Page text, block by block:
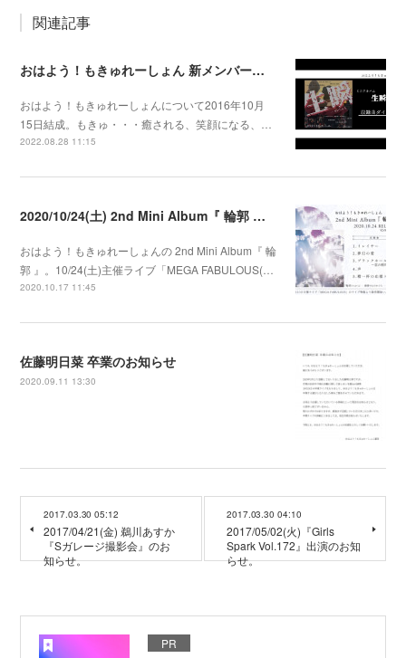
関連記事
おはよう！もきゅれーしょん 新メンバー募集！
おはよう！もきゅれーしょんについて2016年10月
15日結成。もきゅ・・・癒される、笑顔になる、…
2022.08.28 11:15
2020/10/24(土) 2nd Mini Album『 輪郭 』発売決定
おはよう！もきゅれーしょんの 2nd Mini Album『 輪
郭 』。10/24(土)主催ライブ「MEGA FABULOUS(…
2020.10.17 11:45
佐藤明日菜 卒業のお知らせ
2020.09.11 13:30
2017.03.30 05:12
2017/04/21(金) 鵜川あすか
『Sガレージ撮影会』のお
知らせ。
2017.03.30 04:10
2017/05/02(火)『Girls
Spark Vol.172』出演のお知
らせ。
PR